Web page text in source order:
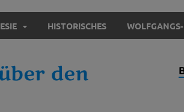
HISTORISCHES
den